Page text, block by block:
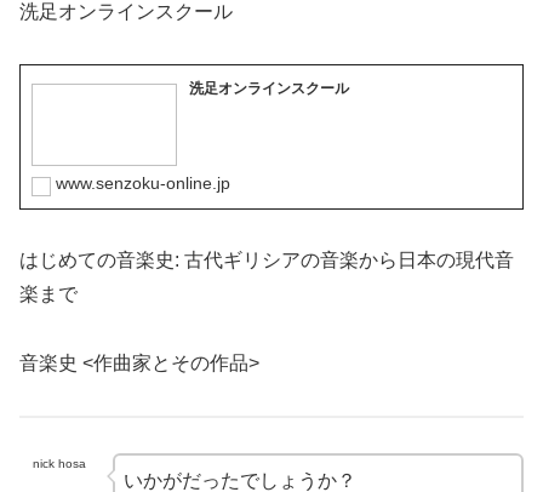
洗足オンラインスクール
洗足オンラインスクール
www.senzoku-online.jp
はじめての音楽史: 古代ギリシアの音楽から日本の現代音
楽まで
音楽史 <作曲家とその作品>
nick hosa
いかがだったでしょうか？